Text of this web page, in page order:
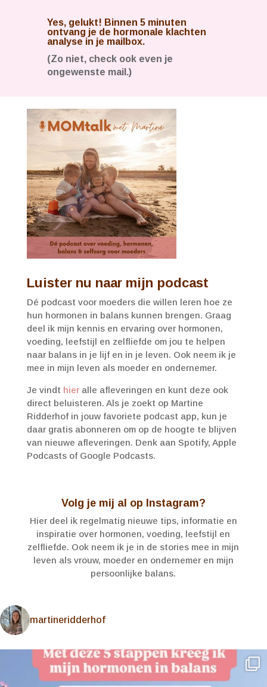
Yes, gelukt! Binnen 5 minuten
ontvang je de hormonale klachten
analyse in je mailbox.
(Zo niet, check ook even je
ongewenste mail.)
Luister nu naar mijn podcast
Dé podcast voor moeders die willen leren hoe ze
hun hormonen in balans kunnen brengen. Graag
deel ik mijn kennis en ervaring over hormonen,
voeding, leefstijl en zelfliefde om jou te helpen
naar balans in je lijf en in je leven. Ook neem ik je
mee in mijn leven als moeder en ondernemer.
Je vindt hieralle afleveringen en kunt deze ook
direct beluisteren. Als je zoekt op Martine
Ridderhof in jouw favoriete podcast app, kun je
daar gratis abonneren om op de hoogte te blijven
van nieuwe afleveringen. Denk aan Spotify, Apple
Podcasts of Google Podcasts.
Volg je mij al op Instagram?
Hier deel ik regelmatig nieuwe tips, informatie en
inspiratie over hormonen, voeding, leefstijl en
zelfliefde. Ook neem ik je in de stories mee in mijn
leven als vrouw, moeder en ondernemer en mijn
persoonlijke balans.
martineridderhof